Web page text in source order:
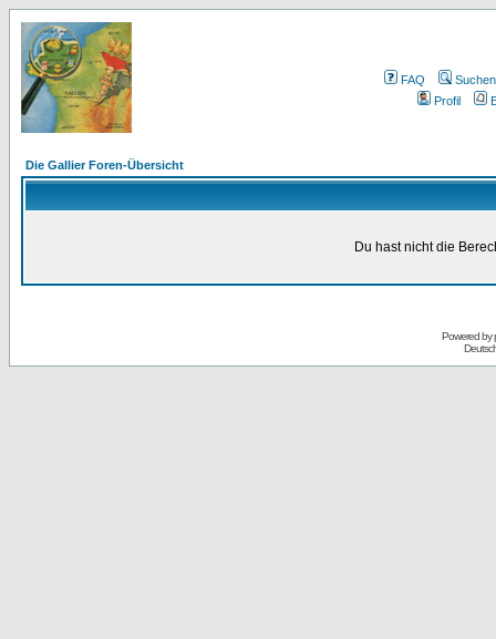
FAQ
Suchen
Profil
Die Gallier Foren-Übersicht
Du hast nicht die
Powered by